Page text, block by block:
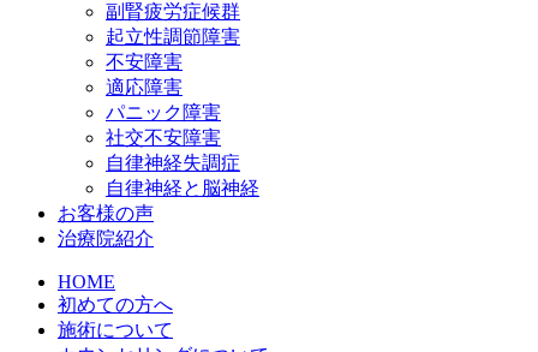
副腎疲労症候群
起立性調節障害
不安障害
適応障害
パニック障害
社交不安障害
自律神経失調症
自律神経と脳神経
お客様の声
治療院紹介
HOME
初めての方へ
施術について